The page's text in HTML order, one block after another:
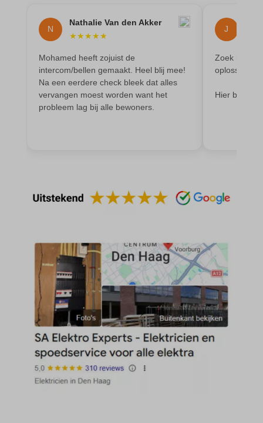
N
Nathalie Van den Akker
★★★★★
Mohamed heeft zojuist de
intercom/bellen gemaakt. Heel blij mee!
Na een eerdere check bleek dat alles
vervangen moest worden want het
probleem lag bij alle bewoners.
J
Zoek niet
oplossing
Hier ben je
wp-settings-time-*
wpl_viewed_cookie
euCookie
ext_name
ezTOC_hidetoc-0
marketing_cookies
OptanonAlertBoxClosed
popupShow
SameSite
sensorsdata2015jssdkcross
snconsent